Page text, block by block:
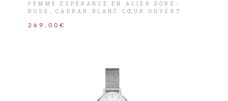
FEMME ESPÉRANCE EN ACIER DORÉ-
ROSE, CADRAN BLANC CŒUR OUVERT
INDEX ET AIGUILLES DORÉ-ROSE.
269,00€